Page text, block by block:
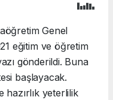
Genel
eğitim ve öğretim
gönderildi. Buna
başlayacak.
hazırlık yeterlilik